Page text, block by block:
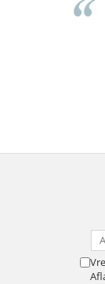
Baterii externe -
Tehnica si